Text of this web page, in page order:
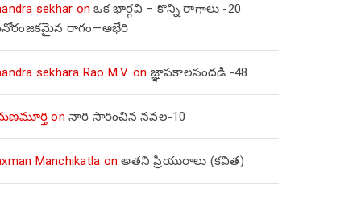
sekhar onఒక భార్గవి – కొన్ని రాగాలు -20
రాగం—అభేరి
sekhara Rao M.V. on జ్ఞాపకాలసందడి -48
onనారి సారించిన నవల-10
Manchikatla onఅతని ప్రియురాలు (కవిత)